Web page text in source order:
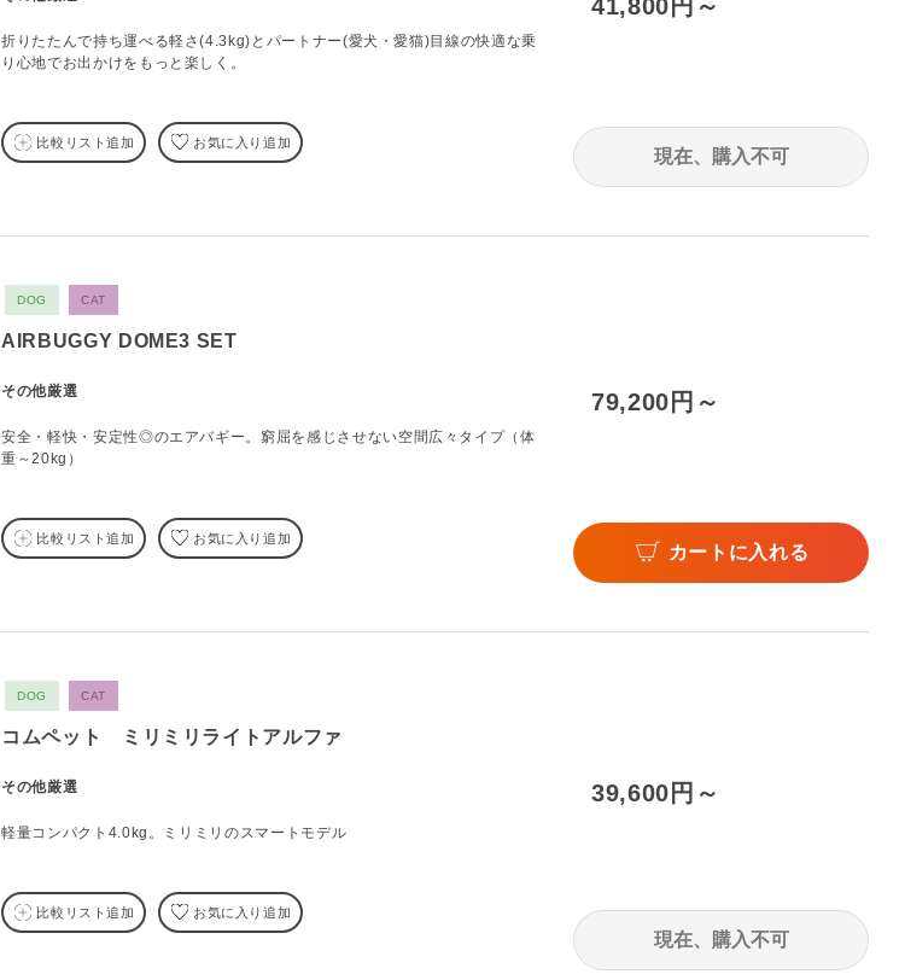
折りたたんで持ち運べる軽さ(4.3kg)とパートナー(愛犬・愛猫)目線の快適な乗
り心地でお出かけをもっと楽しく。
比較リスト追加 お気に入り追加
41,800円～
現在、購入不可
DOG CAT
AIRBUGGY DOME3 SET
その他厳選
安全・軽快・安定性◎のエアバギー。窮屈を感じさせない空間広々タイプ（体
重～20kg）
比較リスト追加 お気に入り追加
79,200円～
カートに入れる
DOG CAT
コムペット ミリミリライトアルファ
その他厳選
軽量コンパクト4.0kg。ミリミリのスマートモデル
比較リスト追加 お気に入り追加
39,600円～
現在、購入不可